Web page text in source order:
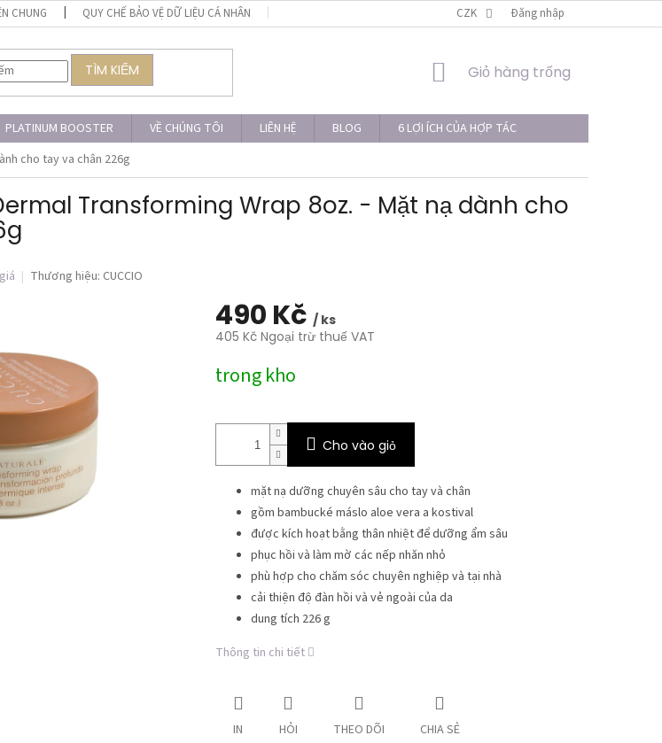
CHUNG QUY CHẾ BẢO VỆ DỮ LIỆU CÁ NHÂN CZK Đăng nhập
TÌM KIẾM
GIỎ
Giỏ hàng trống
PLATINUM BOOSTER VỀ CHÚNG TÔI LIÊN HỆ BLOG
6 LỢI ÍCH CỦA HỢP TÁC
cho tay va chân 226g
Transforming Wrap 8oz. - Mặt nạ dành cho
Thương hiệu: CUCCIO
490 Kč / ks
405 Kč Ngoại trừ thuế VAT
đo
trong kho
Cho vào giỏ
mặt nạ dưỡng chuyên sâu cho tay và chân
gồm bambucké máslo aloe vera a kostival
được kích hoạt bằng thân nhiệt để dưỡng ẩm sâu
phục hồi và làm mờ các nếp nhăn nhỏ
phù hợp cho chăm sóc chuyên nghiệp và tại nhà
cải thiện độ đàn hồi và vẻ ngoài của da
dung tích 226 g
Thông tin chi tiết
IN HỎI THEO DÕI CHIA SẺ